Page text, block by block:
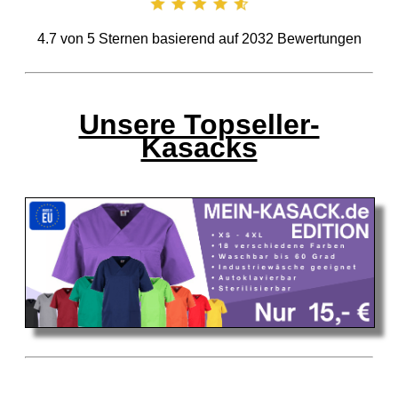
4.7von 5Sternen basierend auf 2032 Bewertungen
Unsere Topseller-
Kasacks